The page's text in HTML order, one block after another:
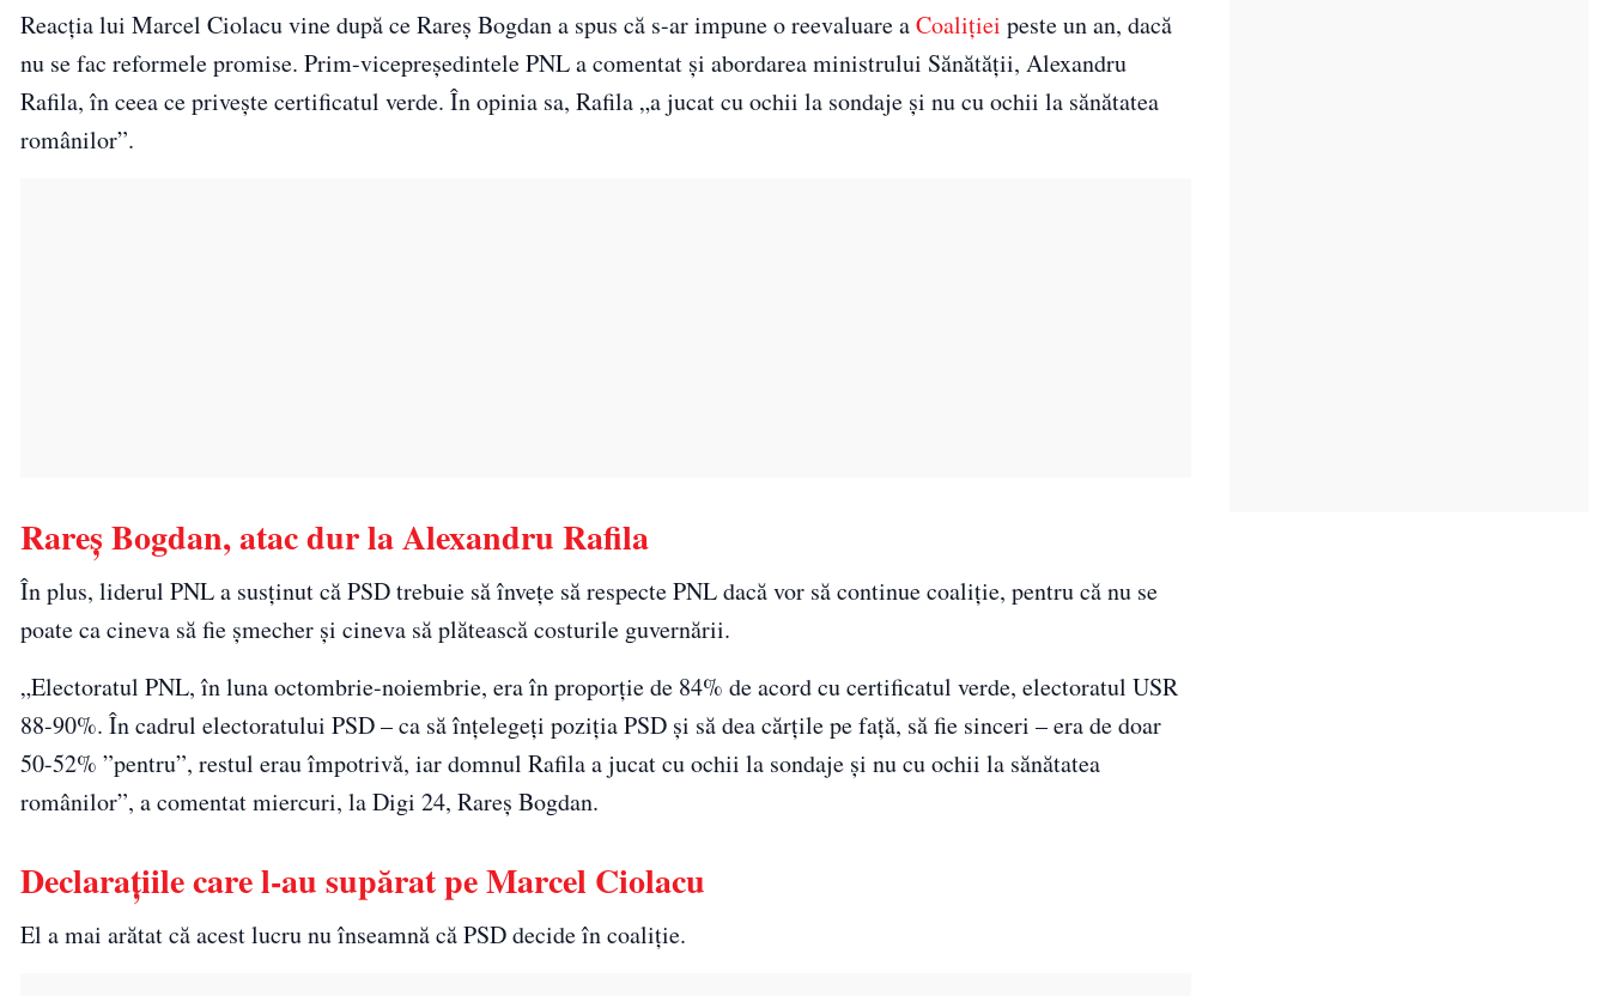
Reacția lui Marcel Ciolacu vine după ce Rareș Bogdan a spus că s-ar impune o reevaluare aCoaliţiei peste un an, dacă
nu se fac reformele promise. Prim-vicepreşedintele PNL a comentat și abordarea ministrului Sănătăţii, Alexandru
Rafila, în ceea ce privește certificatul verde. În opinia sa, Rafila „a jucat cu ochii la sondaje şi nu cu ochii la sănătatea
românilor”.
Rareș Bogdan, atac dur la Alexandru Rafila
În plus, liderul PNL a susținut că PSD trebuie să înveţe să respecte PNL dacă vor să continue coaliţie, pentru că nu se
poate ca cineva să fie şmecher şi cineva să plătească costurile guvernării.
„Electoratul PNL, în luna octombrie-noiembrie, era în proporţie de 84% de acord cu certificatul verde, electoratul USR
88-90%. În cadrul electoratului PSD – ca să înţelegeţi poziţia PSD şi să dea cărţile pe faţă, să fie sinceri – era de doar
50-52% ”pentru”, restul erau împotrivă, iar domnul Rafila a jucat cu ochii la sondaje şi nu cu ochii la sănătatea
românilor”, a comentat miercuri, la Digi 24, Rareş Bogdan.
Declarațiile care l-au supărat pe Marcel Ciolacu
El a mai arătat că acest lucru nu înseamnă că PSD decide în coaliţie.